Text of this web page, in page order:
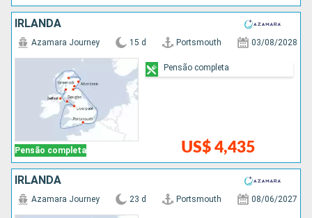
IRLANDA
Pensão completa
Azamara Journey 15 d Portsmouth 03/08/2028
US$ 4,435
Pensão completa
IRLANDA
Azamara Journey 23 d Portsmouth 08/06/2027